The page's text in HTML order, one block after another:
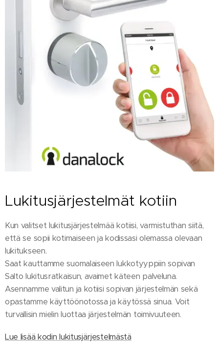
Lukitusjärjestelmät kotiin
Kun valitset lukitusjärjestelmää kotiisi, varmistuthan siitä,
että se sopii kotimaiseen ja kodissasi olemassa olevaan
lukitukseen.
Saat kauttamme suomalaiseen lukkotyyppiin sopivan
Salto lukitusratkaisun, avaimet käteen palveluna.
Asennamme valitun ja kotiisi sopivan järjestelmän sekä
opastamme käyttöönotossa ja käytössä sinua. Voit
turvallisin mielin luottaa järjestelmän toimivuuteen.
Lue lisää kodin lukitusjärjestelmästä